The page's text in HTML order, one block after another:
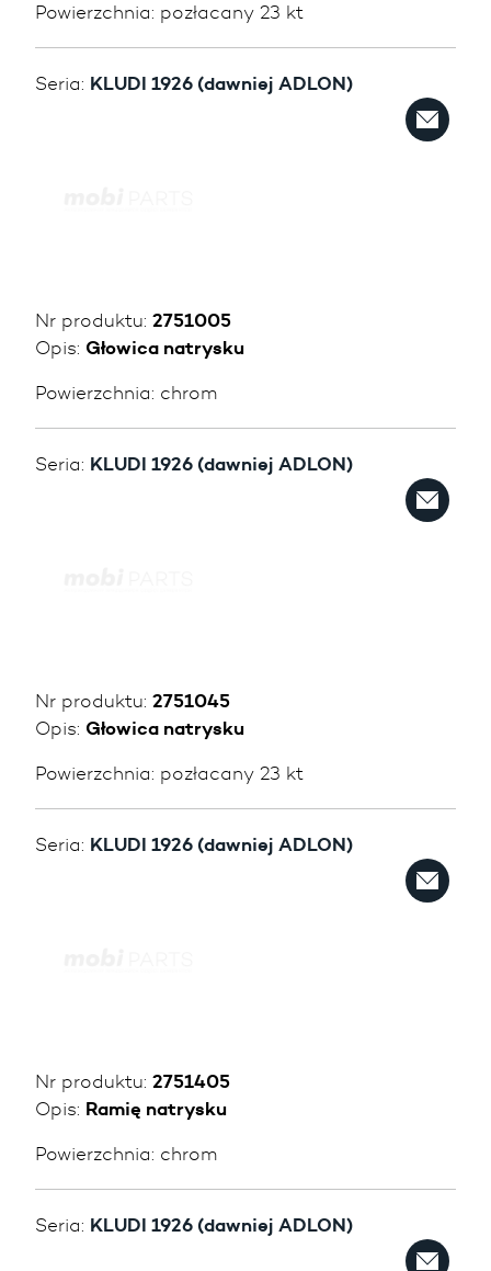
Powierzchnia: pozłacany 23 kt
Seria: KLUDI 1926 (dawniej ADLON)
Nr produktu: 2751005
Opis: Głowica natrysku
Powierzchnia: chrom
Seria: KLUDI 1926 (dawniej ADLON)
Nr produktu: 2751045
Opis: Głowica natrysku
Powierzchnia: pozłacany 23 kt
Seria: KLUDI 1926 (dawniej ADLON)
Nr produktu: 2751405
Opis: Ramię natrysku
Powierzchnia: chrom
Seria: KLUDI 1926 (dawniej ADLON)